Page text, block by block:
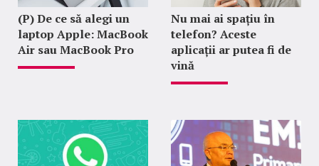
(P) De ce să alegi un
laptop Apple: MacBook
Air sau MacBook Pro
Nu mai ai spațiu în
telefon? Aceste
aplicații ar putea fi de
vină